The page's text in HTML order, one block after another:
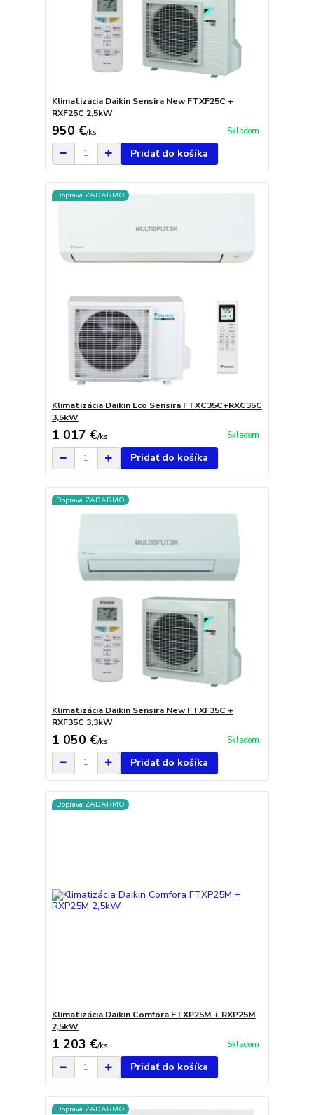
Klimatizácia Daikin Sensira New FTXF25C +
RXF25C 2,5kW
950 €/ks Skladom
Pridať do košíka
Doprava ZADARMO
Klimatizácia Daikin Eco Sensira FTXC35C+RXC35C
3,5kW
1 017 €/ks Skladom
Pridať do košíka
Doprava ZADARMO
Klimatizácia Daikin Sensira New FTXF35C +
RXF35C 3,3kW
1 050 €/ks Skladom
Pridať do košíka
Doprava ZADARMO
Klimatizácia Daikin Comfora FTXP25M + RXP25M
2,5kW
1 203 €/ks Skladom
Pridať do košíka
Doprava ZADARMO